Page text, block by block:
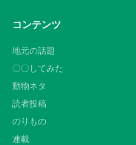
コンテンツ
地元の話題
〇〇してみた
動物ネタ
読者投稿
のりもの
連載